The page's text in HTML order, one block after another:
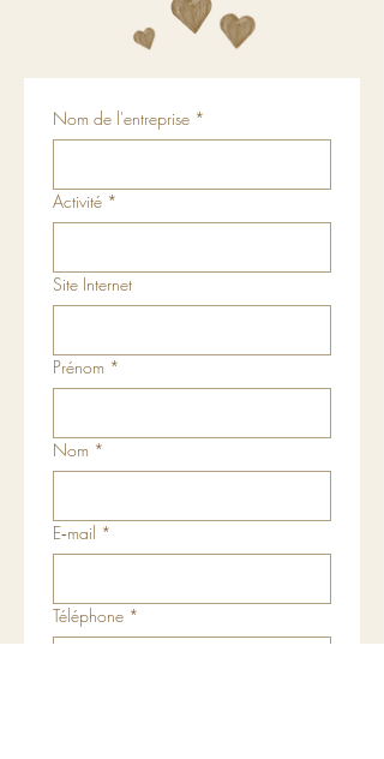
Nom de l'entreprise *
Activité *
Site Internet
Prénom *
Nom *
E‑mail *
Téléphone *